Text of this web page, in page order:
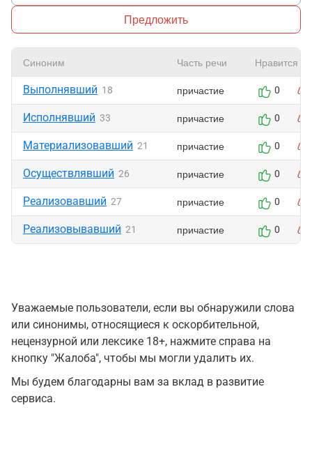
Предложить
Синоним Часть речи Нравится
Выполнявший 18 причастие 0
Исполнявший 33 причастие 0
Материализовавший 21 причастие 0
Осуществлявший 26 причастие 0
Реализовавший 27 причастие 0
Реализовывавший 21 причастие 0
Уважаемые пользователи, если вы обнаружили слова
или синонимы, относящиеся к оскорбительной,
нецензурной или лексике 18+, нажмите справа на
кнопку "Жалоба", чтобы мы могли удалить их.
Мы будем благодарны вам за вклад в развитие
сервиса.